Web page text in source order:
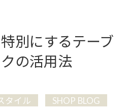
別にするテーブ
の活用法
タイル SHOP BLOG